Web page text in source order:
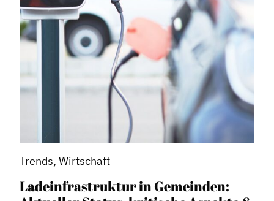
Trends, Wirtschaft
Ladeinfrastruktur in Gemeinden: